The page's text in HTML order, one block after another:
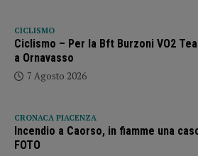
CICLISMO
Ciclismo – Per la Bft Burzoni VO2
a Ornavasso
7 Agosto 2026
CRONACA PIACENZA
Incendio a Caorso, in fiamme una
FOTO